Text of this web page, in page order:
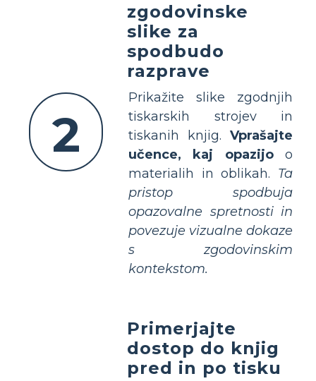
2
zgodovinske
slike za
spodbudo
razprave
Prikažite slike zgodnjih
tiskarskih strojev in
tiskanih knjig. Vprašajte
učence, kaj opazijoo
materialih in oblikah. Ta
pristop spodbuja
opazovalne spretnosti in
povezuje vizualne dokaze
s zgodovinskim
kontekstom.
Primerjajte
dostop do knjig
pred in po tisku